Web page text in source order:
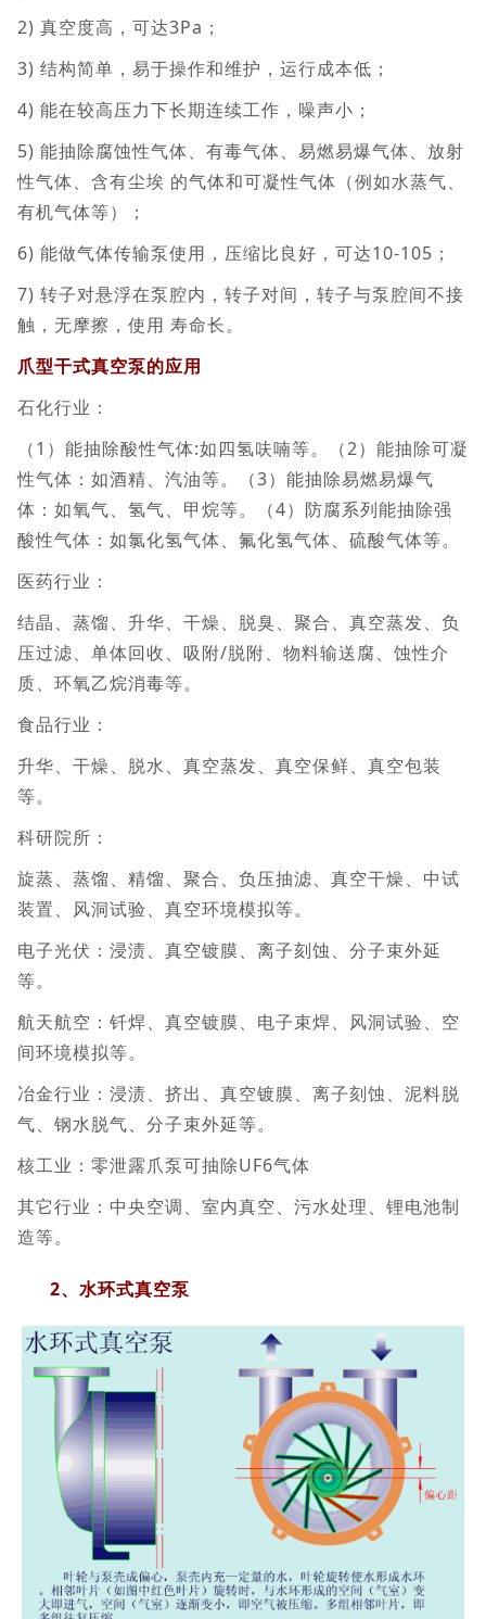
2) 真空度高，可达3Pa；
3) 结构简单，易于操作和维护，运行成本低；
4) 能在较高压力下长期连续工作，噪声小；
5) 能抽除腐蚀性气体、有毒气体、易燃易爆气体、放射
性气体、含有尘埃 的气体和可凝性气体（例如水蒸气、
有机气体等）；
6) 能做气体传输泵使用，压缩比良好，可达10-105；
7) 转子对悬浮在泵腔内，转子对间，转子与泵腔间不接
触，无摩擦，使用 寿命长。
爪型干式真空泵的应用
石化行业：
（1）能抽除酸性气体:如四氢呋喃等。（2）能抽除可凝
性气体：如酒精、汽油等。（3）能抽除易燃易爆气
体：如氧气、氢气、甲烷等。（4）防腐系列能抽除强
酸性气体：如氯化氢气体、氟化氢气体、硫酸气体等。
医药行业：
结晶、蒸馏、升华、干燥、脱臭、聚合、真空蒸发、负
压过滤、单体回收、吸附/脱附、物料输送腐、蚀性介
质、环氧乙烷消毒等。
食品行业：
升华、干燥、脱水、真空蒸发、真空保鲜、真空包装
等。
科研院所：
旋蒸、蒸馏、精馏、聚合、负压抽滤、真空干燥、中试
装置、风洞试验、真空环境模拟等。
电子光伏：浸渍、真空镀膜、离子刻蚀、分子束外延
等。
航天航空：钎焊、真空镀膜、电子束焊、风洞试验、空
间环境模拟等。
冶金行业：浸渍、挤出、真空镀膜、离子刻蚀、泥料脱
气、钢水脱气、分子束外延等。
核工业：零泄露爪泵可抽除UF6气体
其它行业：中央空调、室内真空、污水处理、锂电池制
造等。
2、水环式真空泵